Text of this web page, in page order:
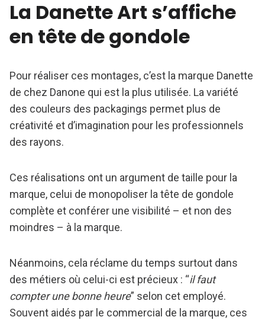
La Danette Art s’affiche
en tête de gondole
Pour réaliser ces montages, c’est la marque Danette
de chez Danone qui est la plus utilisée. La variété
des couleurs des packagings permet plus de
créativité et d’imagination pour les professionnels
des rayons.
Ces réalisations ont un argument de taille pour la
marque, celui de monopoliser la tête de gondole
complète et conférer une visibilité – et non des
moindres – à la marque.
Néanmoins, cela réclame du temps surtout dans
des métiers où celui-ci est précieux : “il faut
compter une bonne heure” selon cet employé.
Souvent aidés par le commercial de la marque, ces